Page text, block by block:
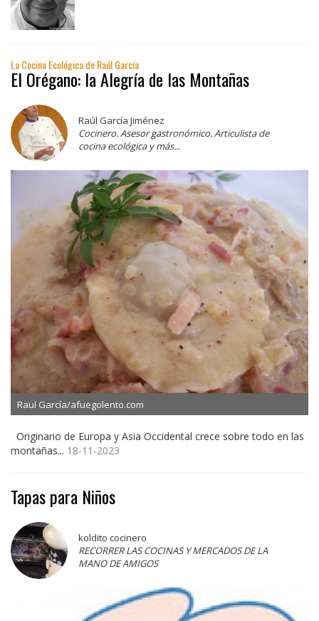
La Cocina Ecológica de Raúl García
El Orégano: la Alegría de las Montañas
Raúl García Jiménez
Cocinero. Asesor gastronómico. Articulista de
cocina ecológica y más...
Raul García/afuegolento.com
Originario de Europa y Asia Occidental crece sobre todo en las
montañas... 18-11-2023
Tapas para Niños
koldito cocinero
RECORRER LAS COCINAS Y MERCADOS DE LA
MANO DE AMIGOS